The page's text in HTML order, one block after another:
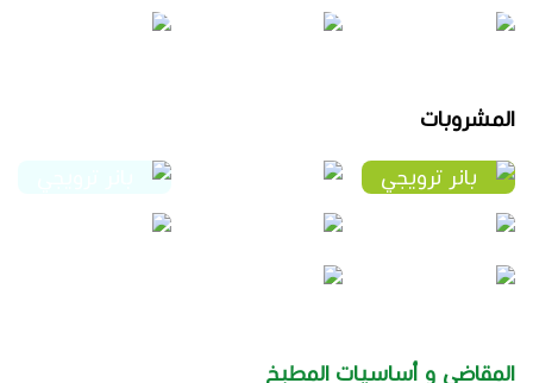
المشروبات
المقاضي و أساسيات المطبخ